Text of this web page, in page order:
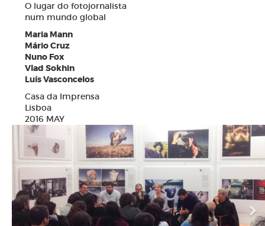
O lugar do fotojornalista
num mundo global
Maria Mann
Mário Cruz
Nuno Fox
Vlad Sokhin
Luís Vasconcelos
Casa da Imprensa
Lisboa
2016 MAY